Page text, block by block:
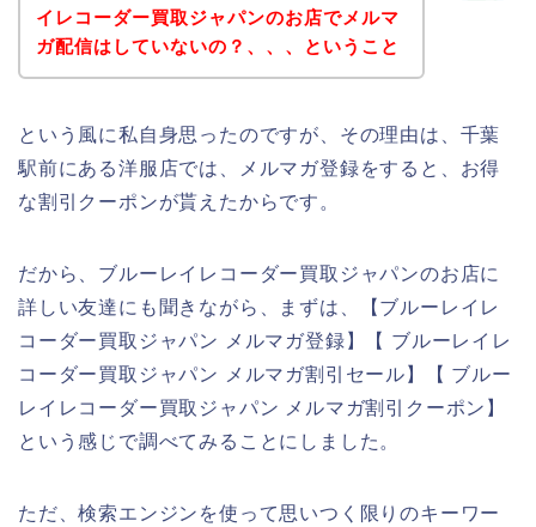
イレコーダー買取ジャパンのお店でメルマ
ガ配信はしていないの？、、、ということ
という風に私自身思ったのですが、その理由は、千葉
駅前にある洋服店では、メルマガ登録をすると、お得
な割引クーポンが貰えたからです。
だから、ブルーレイレコーダー買取ジャパンのお店に
詳しい友達にも聞きながら、まずは、【ブルーレイレ
コーダー買取ジャパン メルマガ登録】【 ブルーレイレ
コーダー買取ジャパン メルマガ割引セール】【 ブルー
レイレコーダー買取ジャパン メルマガ割引クーポン】
という感じで調べてみることにしました。
ただ、検索エンジンを使って思いつく限りのキーワー